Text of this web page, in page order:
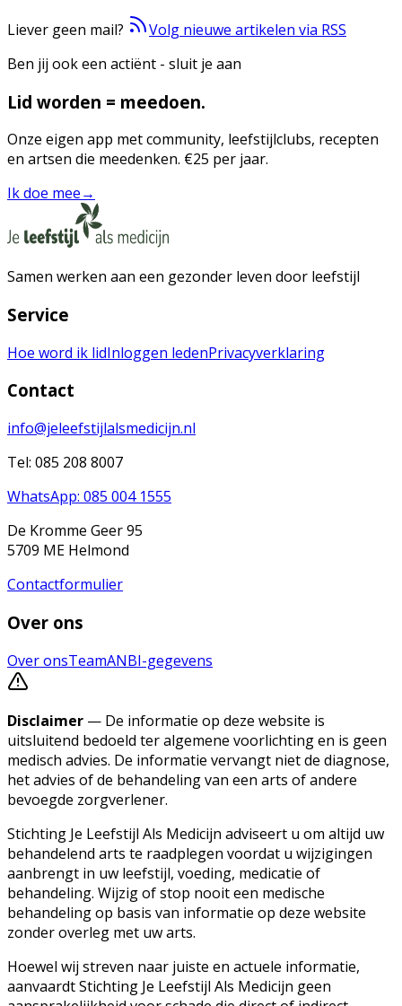
Liever geen mail?
Volg nieuwe artikelen via RSS
Ben jij ook een actiënt - sluit je aan
Lid worden = meedoen.
Onze eigen app met community, leefstijlclubs, recepten
en artsen die meedenken. €25 per jaar.
Ik doe mee→
Samen werken aan een gezonder leven door leefstijl
Service
Hoe word ik lidInloggen ledenPrivacyverklaring
Contact
info@jeleefstijlalsmedicijn.nl
Tel: 085 208 8007
WhatsApp: 085 004 1555
De Kromme Geer 95
5709 ME Helmond
Contactformulier
Over ons
Over onsTeamANBI-gegevens
Disclaimer — De informatie op deze website is
uitsluitend bedoeld ter algemene voorlichting en is geen
medisch advies. De informatie vervangt niet de diagnose,
het advies of de behandeling van een arts of andere
bevoegde zorgverlener.
Stichting Je Leefstijl Als Medicijn adviseert u om altijd uw
behandelend arts te raadplegen voordat u wijzigingen
aanbrengt in uw leefstijl, voeding, medicatie of
behandeling. Wijzig of stop nooit een medische
behandeling op basis van informatie op deze website
zonder overleg met uw arts.
Hoewel wij streven naar juiste en actuele informatie,
aanvaardt Stichting Je Leefstijl Als Medicijn geen